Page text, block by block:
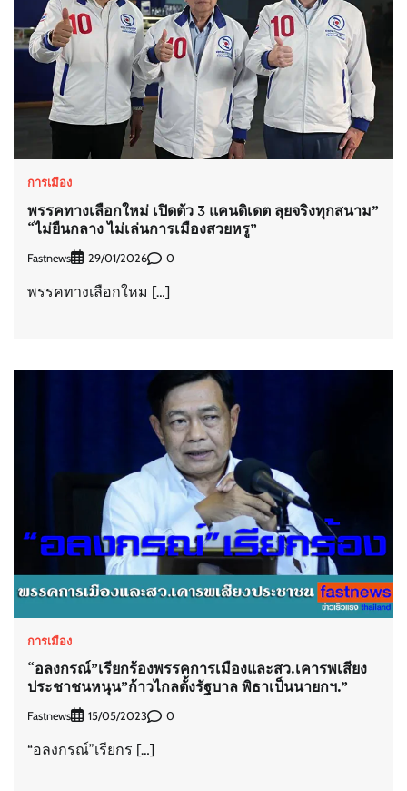
การเมือง
พรรคทางเลือกใหม่ เปิดตัว 3 แคนดิเดต ลุยจริงทุกสนาม”
“ไม่ยืนกลาง ไม่เล่นการเมืองสวยหรู”
Fastnews 29/01/2026 0
พรรคทางเลือกใหม […]
การเมือง
“อลงกรณ์”เรียกร้องพรรคการเมืองและสว.เคารพเสียง
ประชาชนหนุน”ก้าวไกลตั้งรัฐบาล พิธาเป็นนายกฯ.”
Fastnews 15/05/2023 0
“อลงกรณ์”เรียกร […]